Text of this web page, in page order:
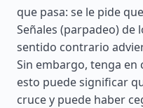
que pasa: se le pide
Señales (parpadeo) de
sentido contrario
Sin embargo, tenga en
esto puede significar
cruce y puede haber